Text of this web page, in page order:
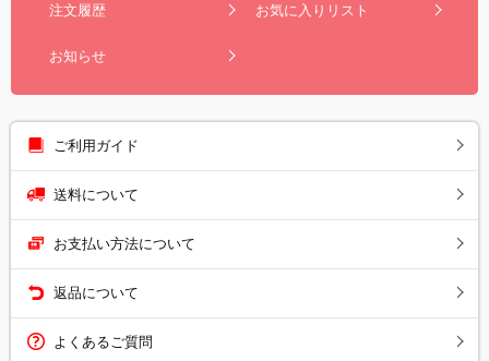
注文履歴 お気に入りリスト
お知らせ
ご利用ガイド
送料について
お支払い方法について
返品について
よくあるご質問